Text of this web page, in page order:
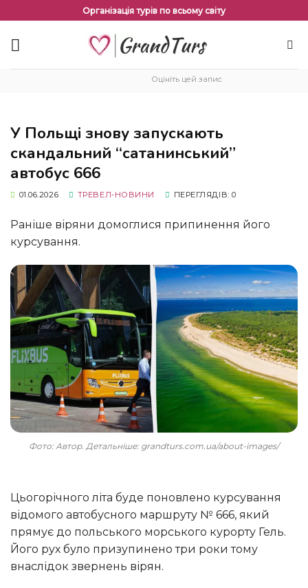
змісту
Організація турів по всьому світу
Оцініть цей запис
У Польщі знову запускають
скандальний “сатанинський”
автобус 666
01.06.2026 ТРЕВЕЛ-НОВИНИ ПЕРЕГЛЯДІВ: 0
Раніше віряни домоглися припинення його
курсування.
Фото: Автор. Детальніше: grandturs.com.ua/about-images/
Цьогорічного літа буде поновлено курсування
відомого автобусного маршруту № 666, який
прямує до польського морського курорту Гель.
Його рух було призупинено три роки тому
внаслідок звернень вірян.